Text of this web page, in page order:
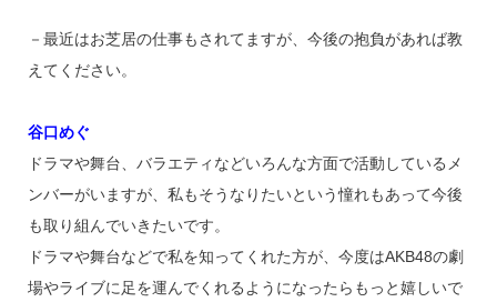
－最近はお芝居の仕事もされてますが、今後の抱負があれば教
えてください。
谷口めぐ
ドラマや舞台、バラエティなどいろんな方面で活動しているメ
ンバーがいますが、私もそうなりたいという憧れもあって今後
も取り組んでいきたいです。
ドラマや舞台などで私を知ってくれた方が、今度はAKB48の劇
場やライブに足を運んでくれるようになったらもっと嬉しいで